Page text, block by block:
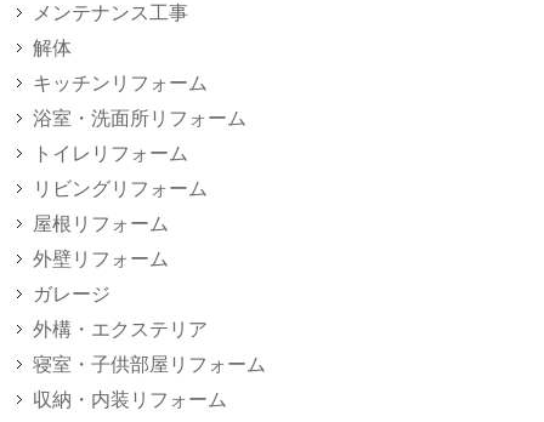
ジ
送
り
メンテナンス工事
解体
キッチンリフォーム
浴室・洗面所リフォーム
トイレリフォーム
リビングリフォーム
屋根リフォーム
外壁リフォーム
ガレージ
外構・エクステリア
寝室・子供部屋リフォーム
収納・内装リフォーム